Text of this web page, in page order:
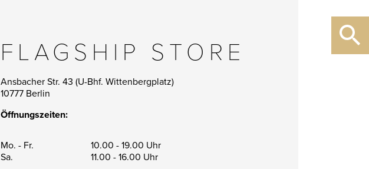
FLAGSHIP STORE
Ansbacher Str. 43 (U-Bhf. Wittenbergplatz)
10777 Berlin
Öffnungszeiten:
Mo. - Fr.
Sa.
10.00 - 19.00 Uhr
11.00 - 16.00 Uhr